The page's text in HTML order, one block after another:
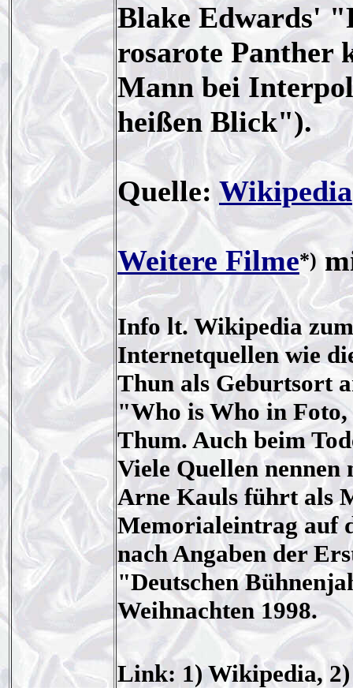
Blake Edwards'
rosarote
Mann bei
heißen Blick").
Quelle: Wikipedia
Weitere Filme*)
Info lt. Wikipedia
Internetquellen wie
Thun als Geburtsort
"Who is Who in
Thum. Auch beim
Viele Quellen
Arne Kauls führt als
Memorialeintrag auf
nach Angaben der
"Deutschen
Weihnachten 1998.
Link: 1) Wikipedia,